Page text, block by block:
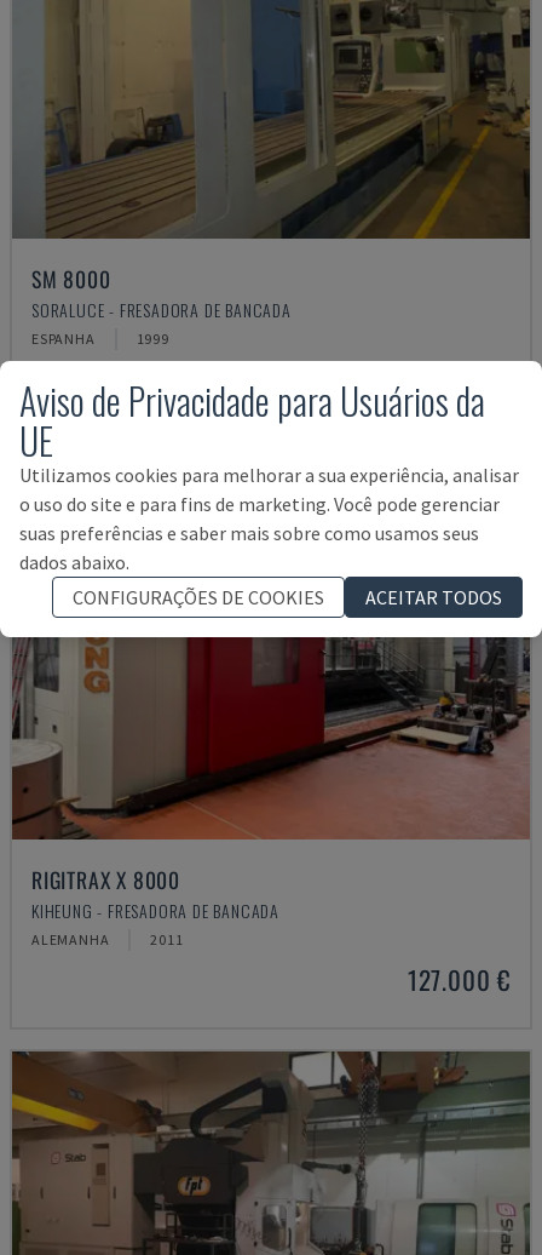
SM 8000
SORALUCE - FRESADORA DE BANCADA
ESPANHA 1999
295.000 €
RIGITRAX X 8000
KIHEUNG - FRESADORA DE BANCADA
ALEMANHA 2011
127.000 €
Aviso de Privacidade para Usuários da
UE
Utilizamos cookies para melhorar a sua experiência, analisar
o uso do site e para fins de marketing. Você pode gerenciar
suas preferências e saber mais sobre como usamos seus
dados abaixo.
CONFIGURAÇÕES DE COOKIES
ACEITAR TODOS